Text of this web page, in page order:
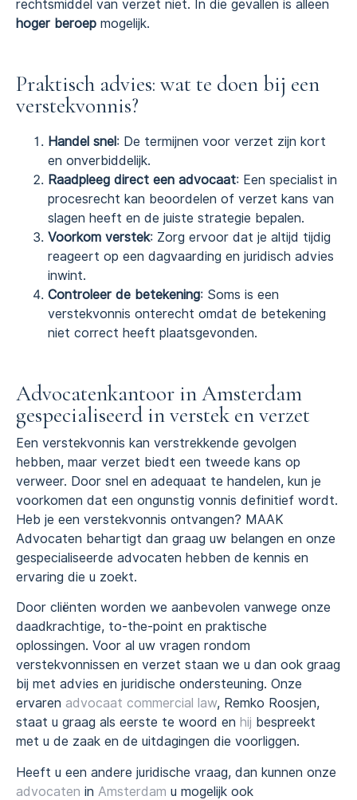
rechtsmiddel van verzet niet. In die gevallen is alleen
hoger beroep mogelijk.
Praktisch advies: wat te doen bij een
verstekvonnis?
Handel snel: De termijnen voor verzet zijn kort
en onverbiddelijk.
Raadpleeg direct een advocaat: Een specialist in
procesrecht kan beoordelen of verzet kans van
slagen heeft en de juiste strategie bepalen.
Voorkom verstek: Zorg ervoor dat je altijd tijdig
reageert op een dagvaarding en juridisch advies
inwint.
Controleer de betekening: Soms is een
verstekvonnis onterecht omdat de betekening
niet correct heeft plaatsgevonden.
Advocatenkantoor in Amsterdam
gespecialiseerd in verstek en verzet
Een verstekvonnis kan verstrekkende gevolgen
hebben, maar verzet biedt een tweede kans op
verweer. Door snel en adequaat te handelen, kun je
voorkomen dat een ongunstig vonnis definitief wordt.
Heb je een verstekvonnis ontvangen? MAAK
Advocaten behartigt dan graag uw belangen en onze
gespecialiseerde advocaten hebben de kennis en
ervaring die u zoekt.
Door cliënten worden we aanbevolen vanwege onze
daadkrachtige, to-the-point en praktische
oplossingen. Voor al uw vragen rondom
verstekvonnissen en verzet staan we u dan ook graag
bij met advies en juridische ondersteuning. Onze
ervaren advocaat commercial law, Remko Roosjen,
staat u graag als eerste te woord en hij bespreekt
met u de zaak en de uitdagingen die voorliggen.
Heeft u een andere juridische vraag, dan kunnen onze
advocaten in Amsterdam u mogelijk ook